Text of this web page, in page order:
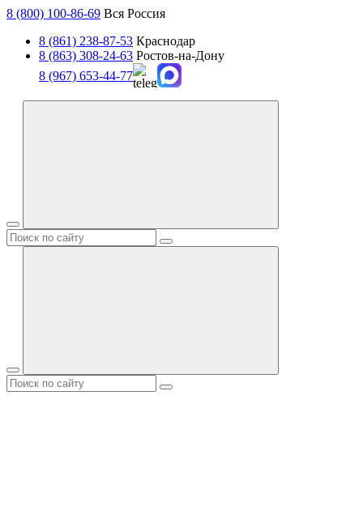
8 (800) 100-86-69 Вся Россия
8 (861) 238-87-53 Краснодар
8 (863) 308-24-63 Ростов-на-Дону
8 (967) 653-44-77